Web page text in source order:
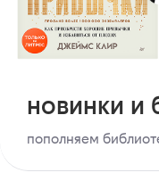
новинки и
пополняем